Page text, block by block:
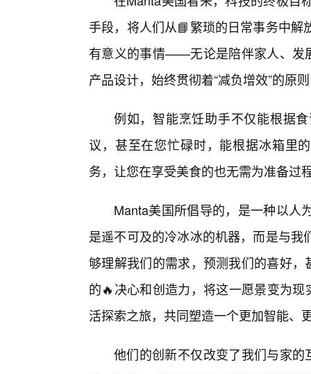
手段，将人们从📘繁琐的日常事务中
有意义的事情——无论是陪伴家人、发
产品设计，始终贯彻着“减负增效”的原
例如，智能烹饪助手不仅能根据
议，甚至在您忙碌时，能根据冰箱里
务，让您在享受美食的也无需为准备过
Manta美国所倡导的，是一种以人
是遥不可及的冷冰冰的机器，而是与
够理解我们的需求，预测我们的喜好
的🔥决心和创造力，将这一愿景变为
活探索之旅，共同塑造一个更加智能、
他们的创新不仅改变了我们与家的